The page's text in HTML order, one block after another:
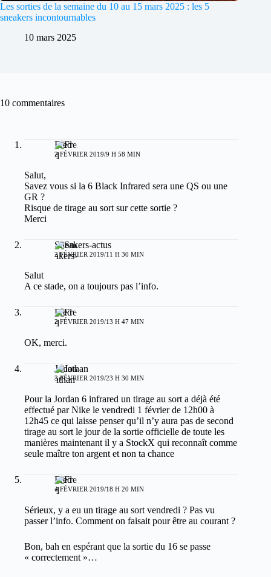
Les sorties de la semaine du 10 au 15 mars 2025 : les 5
sneakers incontournables
10 mars 2025
10 commentaires
Fred
2 FÉVRIER 2019/9 H 58 MIN
Salut,
Savez vous si la 6 Black Infrared sera une QS ou une
GR ?
Risque de tirage au sort sur cette sortie ?
Merci
Sneakers-actus
2 FÉVRIER 2019/11 H 30 MIN
Salut
A ce stade, on a toujours pas l’info.
Fred
2 FÉVRIER 2019/13 H 47 MIN
OK, merci.
Jonathan
3 FÉVRIER 2019/23 H 30 MIN
Pour la Jordan 6 infrared un tirage au sort a déjà été
effectué par Nike le vendredi 1 février de 12h00 à
12h45 ce qui laisse penser qu’il n’y aura pas de second
tirage au sort le jour de la sortie officielle de toute les
manières maintenant il y a StockX qui reconnaît comme
seule maître ton argent et non ta chance
Fred
4 FÉVRIER 2019/18 H 20 MIN
Sérieux, y a eu un tirage au sort vendredi ? Pas vu
passer l’info. Comment on faisait pour être au courant ?
Bon, bah en espérant que la sortie du 16 se passe
« correctement »…